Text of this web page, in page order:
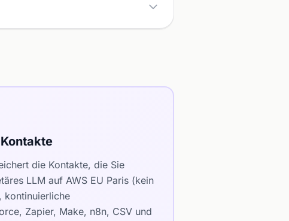
die Kontakte, die Sie
LLM auf AWS EU Paris (kein
kontinuierliche
Zapier, Make, n8n, CSV und